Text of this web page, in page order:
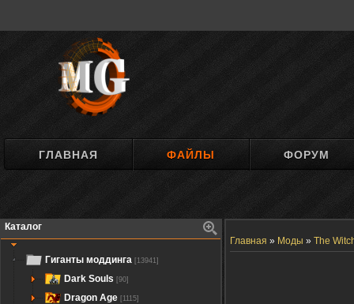
ГЛАВНАЯ ФАЙЛЫ ФОРУМ
Каталог
Гиганты моддинга [13941]
Dark Souls [90]
Dragon Age [1115]
Главная » Моды » The